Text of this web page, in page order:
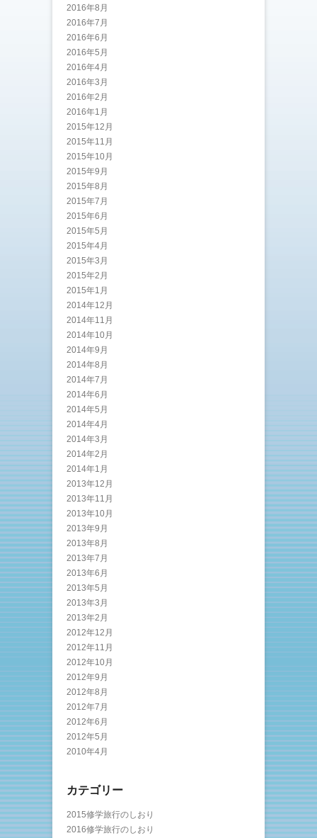
2016年8月
2016年7月
2016年6月
2016年5月
2016年4月
2016年3月
2016年2月
2016年1月
2015年12月
2015年11月
2015年10月
2015年9月
2015年8月
2015年7月
2015年6月
2015年5月
2015年4月
2015年3月
2015年2月
2015年1月
2014年12月
2014年11月
2014年10月
2014年9月
2014年8月
2014年7月
2014年6月
2014年5月
2014年4月
2014年3月
2014年2月
2014年1月
2013年12月
2013年11月
2013年10月
2013年9月
2013年8月
2013年7月
2013年6月
2013年5月
2013年3月
2013年2月
2012年12月
2012年11月
2012年10月
2012年9月
2012年8月
2012年7月
2012年6月
2012年5月
2010年4月
カテゴリー
2015修学旅行のしおり
2016修学旅行のしおり